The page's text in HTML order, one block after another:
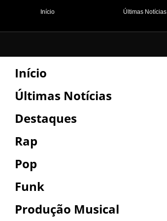
Início Últimas Notícias
Início
Últimas Notícias
Destaques
Rap
Pop
Funk
Produção Musical